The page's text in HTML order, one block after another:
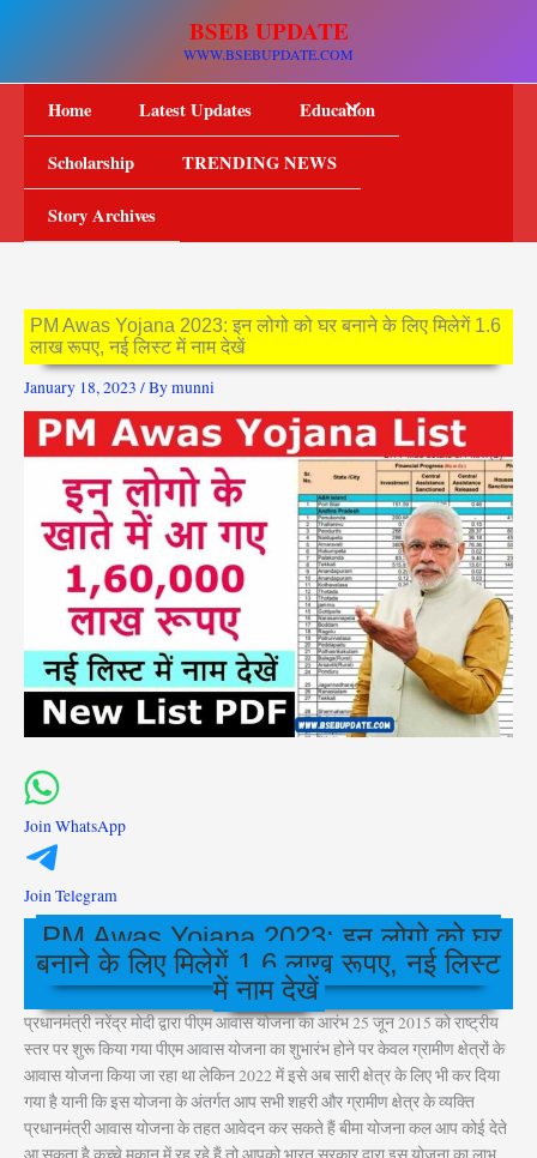
BSEB UPDATE
WWW.BSEBUPDATE.COM
Home Latest Updates Education
Scholarship TRENDING NEWS
Story Archives
PM Awas Yojana 2023: इन लोगो को घर बनाने के लिए मिलेगें 1.6
लाख रूपए, नई लिस्ट में नाम देखें
January 18, 2023 / Bymunni
Join WhatsApp
Join Telegram
PM Awas Yojana 2023: इन लोगो को घर
बनाने के लिए मिलेगें 1.6 लाख रूपए, नई लिस्ट
में नाम देखें
प्रधानमंत्री नरेंद्र मोदी द्वारा पीएम आवास योजना का आरंभ 25 जून 2015 को राष्ट्रीय
स्तर पर शुरू किया गया पीएम आवास योजना का शुभारंभ होने पर केवल ग्रामीण क्षेत्रों के
आवास योजना किया जा रहा था लेकिन 2022 में इसे अब सारी क्षेत्र के लिए भी कर दिया
गया है यानी कि इस योजना के अंतर्गत आप सभी शहरी और ग्रामीण क्षेत्र के व्यक्ति
प्रधानमंत्री आवास योजना के तहत आवेदन कर सकते हैं बीमा योजना कल आप कोई देते